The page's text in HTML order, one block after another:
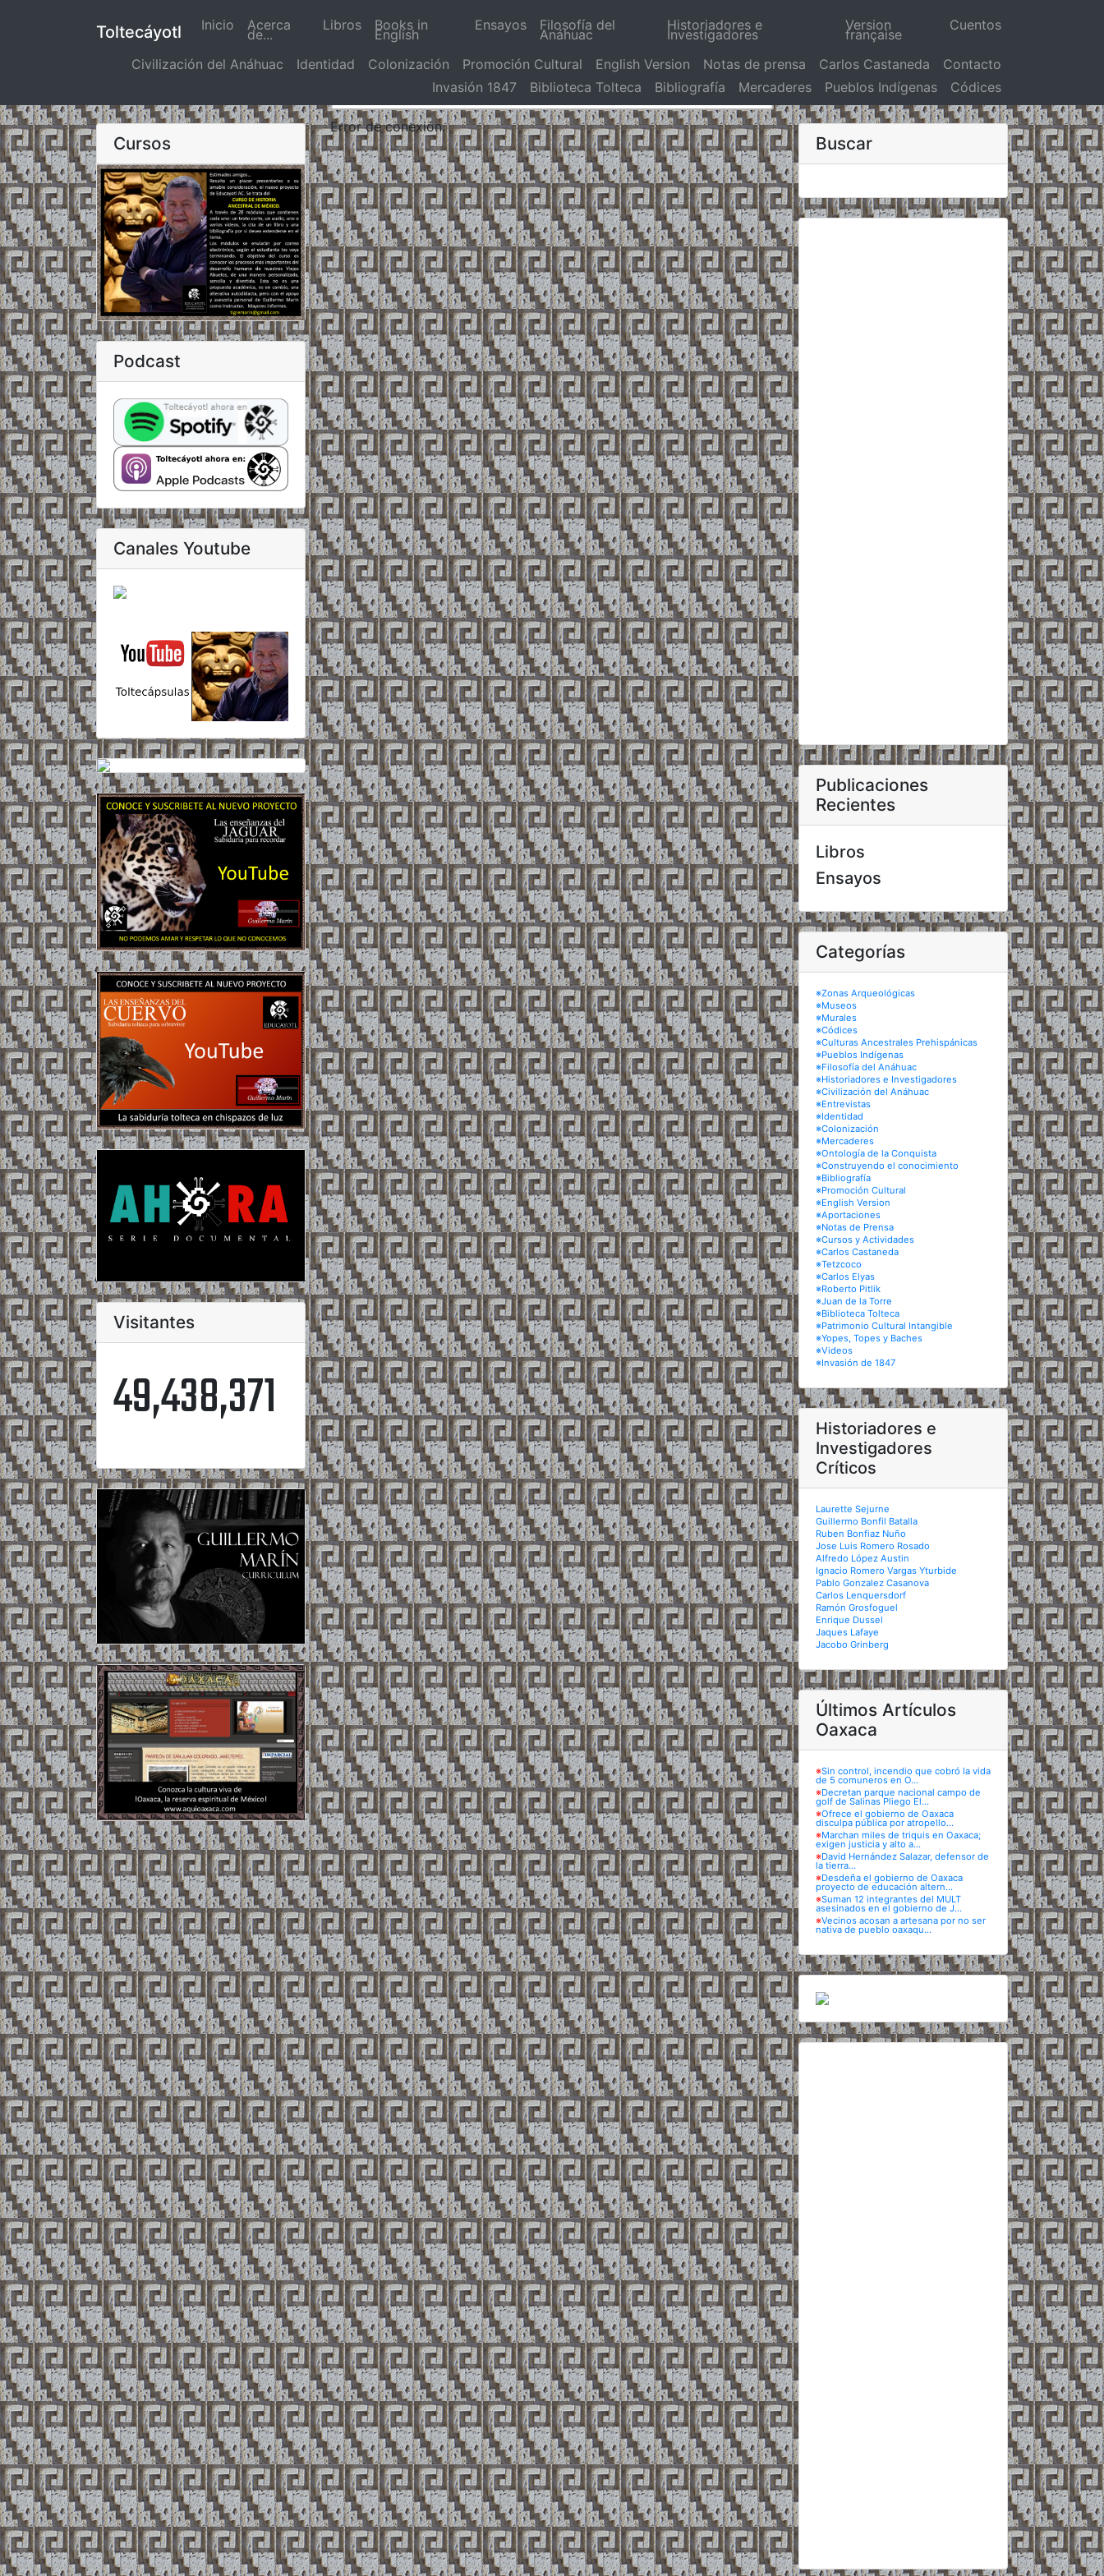
Toltecáyotl Inicio (actual)
Acerca
de...
Libros Books in
English
Ensayos Filosofía del
Anáhuac
Historiadores e
Investigadores
Version
française
Cuentos
Civilización del Anáhuac Identidad Colonización Promoción Cultural English Version Notas de prensa Carlos Castaneda
Contacto
Invasión 1847
Biblioteca Tolteca Bibliografía Mercaderes Pueblos Indígenas Códices
Cursos
Podcast
Canales Youtube
Visitantes
49,438,371
Error de conexión.
Buscar
Publicaciones
Recientes
Libros
Ensayos
Categorías
※Zonas Arqueológicas
※Museos
※Murales
※Códices
※Culturas Ancestrales Prehispánicas
※Pueblos Indígenas
※Filosofía del Anáhuac
※Historiadores e Investigadores
※Civilización del Anáhuac
※Entrevistas
※Identidad
※Colonización
※Mercaderes
※Ontología de la Conquista
※Construyendo el conocimiento
※Bibliografía
※Promoción Cultural
※English Version
※Aportaciones
※Notas de Prensa
※Cursos y Actividades
※Carlos Castaneda
※Tetzcoco
※Carlos Elyas
※Roberto Pitlik
※Juan de la Torre
※Biblioteca Tolteca
※Patrimonio Cultural Intangible
※Yopes, Topes y Baches
※Videos
※Invasión de 1847
Historiadores e
Investigadores
Críticos
Laurette Sejurne
Guillermo Bonfil Batalla
Ruben Bonfiaz Nuño
Jose Luis Romero Rosado
Alfredo López Austin
Ignacio Romero Vargas Yturbide
Pablo Gonzalez Casanova
Carlos Lenquersdorf
Ramón Grosfoguel
Enrique Dussel
Jaques Lafaye
Jacobo Grinberg
Últimos Artículos
Oaxaca
※Sin control, incendio que cobró la vida
de 5 comuneros en O...
※Decretan parque nacional campo de
golf de Salinas Pliego El...
※Ofrece el gobierno de Oaxaca
disculpa pública por atropello...
※Marchan miles de triquis en Oaxaca;
exigen justicia y alto a...
※David Hernández Salazar, defensor de
la tierra...
※Desdeña el gobierno de Oaxaca
proyecto de educación altern...
※Suman 12 integrantes del MULT
asesinados en el gobierno de J...
※Vecinos acosan a artesana por no ser
nativa de pueblo oaxaqu...